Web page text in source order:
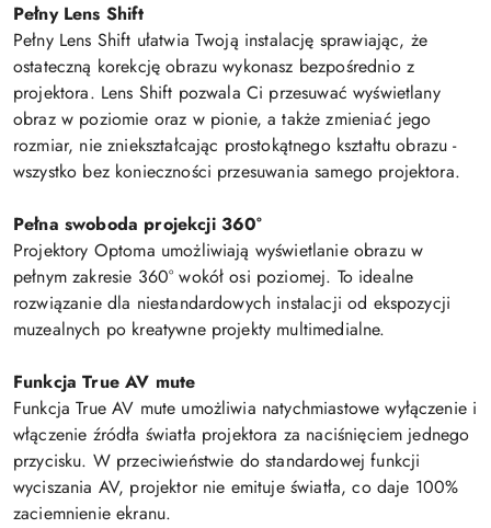
Pełny Lens Shift
Pełny Lens Shift ułatwia Twoją instalację sprawiając, że
ostateczną korekcję obrazu wykonasz bezpośrednio z
projektora. Lens Shift pozwala Ci przesuwać wyświetlany
obraz w poziomie oraz w pionie, a także zmieniać jego
rozmiar, nie zniekształcając prostokątnego kształtu obrazu -
wszystko bez konieczności przesuwania samego projektora.
Pełna swoboda projekcji 360°
Projektory Optoma umożliwiają wyświetlanie obrazu w
pełnym zakresie 360° wokół osi poziomej. To idealne
rozwiązanie dla niestandardowych instalacji od ekspozycji
muzealnych po kreatywne projekty multimedialne.
Funkcja True AV mute
Funkcja True AV mute umożliwia natychmiastowe wyłączenie i
włączenie źródła światła projektora za naciśnięciem jednego
przycisku. W przeciwieństwie do standardowej funkcji
wyciszania AV, projektor nie emituje światła, co daje 100%
zaciemnienie ekranu.